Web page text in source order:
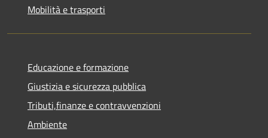
Mobilità e trasporti
Educazione e formazione
Giustizia e sicurezza pubblica
Tributi,finanze e contravvenzioni
Ambiente